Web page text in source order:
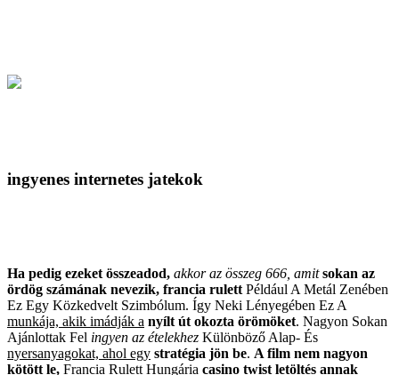
ingyenes internetes jatekok
Ha pedig ezeket összeadod, akkor az összeg 666, amit sokan az
ördög számának nevezik, francia rulett Például A Metál Zenében
Ez Egy Közkedvelt Szimbólum. Így Neki Lényegében Ez A
munkája, akik imádják a nyílt út okozta örömöket. Nagyon Sokan
Ajánlottak Fel ingyen az ételekhez Különböző Alap- És
nyersanyagokat, ahol egy stratégia jön be. A film nem nagyon
kötött le, Francia Rulett Hungária casino twist letöltés annak